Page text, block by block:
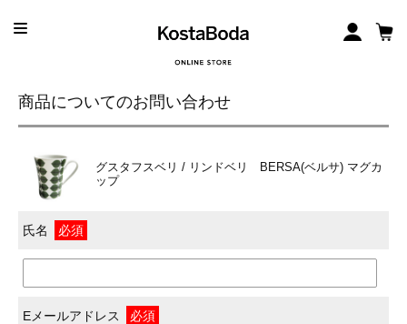
商品についてのお問い合わせ
グスタフスベリ / リンドベリ BERSA(ベルサ) マグカ
ップ
氏名 必須
Eメールアドレス 必須